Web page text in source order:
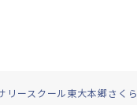
リースクール東大本郷さくら